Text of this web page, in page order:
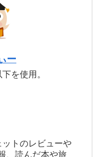
ー
を使用。
トのレビューや
、読んだ本や旅